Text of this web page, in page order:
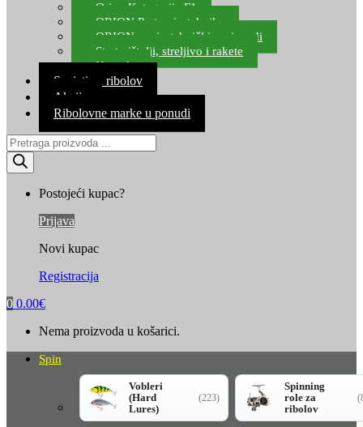
Orion Kategorija F1
ORION Party pirotehnika
ORION nepirotehnički proizvodi
Start pištolji, streljivo i rakete
Kontakt
Savjeti za ribolov
Akcija
Ribolovne marke u ponudi
Products
search
Postojeći kupac?
Prijava
Novi kupac
Registracija
0 0.00€
Nema proizvoda u košarici.
Spin
Vobleri
(Hard
Lures)
(223)
Spinning
role za
ribolov